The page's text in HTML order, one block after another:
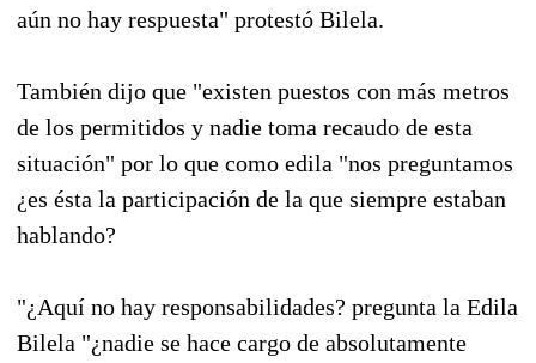
aún no hay respuesta" protestó Bilela.
También dijo que "existen puestos con más metros
de los permitidos y nadie toma recaudo de esta
situación" por lo que como edila "nos preguntamos
¿es ésta la participación de la que siempre estaban
hablando?
"¿Aquí no hay responsabilidades? pregunta la Edila
Bilela "¿nadie se hace cargo de absolutamente